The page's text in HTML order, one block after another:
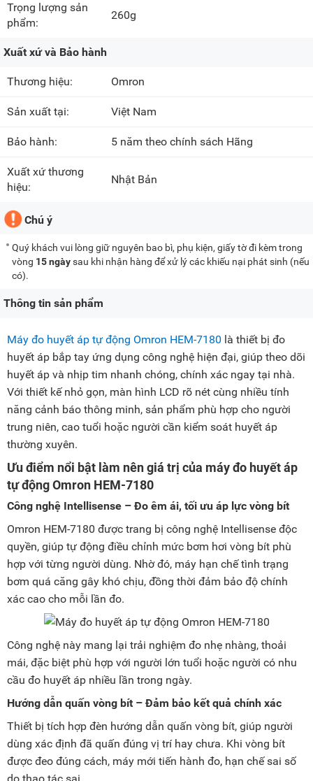
Trọng lượng sản
phẩm:
260g
Xuất xứ và Bảo hành
Thương hiệu: Omron
Sản xuất tại: Việt Nam
Bảo hành: 5 năm theo chính sách Hãng
Xuất xứ thương
hiệu:
Nhật Bản
Chú ý
Quý khách vui lòng giữ nguyên bao bì, phụ kiện, giấy tờ đi kèm trong
vòng 15 ngàysau khi nhận hàng để xử lý các khiếu nại phát sinh (nếu
có).
Thông tin sản phẩm
Máy đo huyết áp tự động Omron HEM-7180 là thiết bị đo
huyết áp bắp tay ứng dụng công nghệ hiện đại, giúp theo dõi
huyết áp và nhịp tim nhanh chóng, chính xác ngay tại nhà.
Với thiết kế nhỏ gọn, màn hình LCD rõ nét cùng nhiều tính
năng cảnh báo thông minh, sản phẩm phù hợp cho người
trung niên, cao tuổi hoặc người cần kiểm soát huyết áp
thường xuyên.
Ưu điểm nổi bật làm nên giá trị của máy đo huyết áp
tự động Omron HEM-7180
Công nghệ Intellisense – Đo êm ái, tối ưu áp lực vòng bít
Omron HEM-7180 được trang bị công nghệ Intellisense độc
quyền, giúp tự động điều chỉnh mức bơm hơi vòng bít phù
hợp với từng người dùng. Nhờ đó, máy hạn chế tình trạng
bơm quá căng gây khó chịu, đồng thời đảm bảo độ chính
xác cao cho mỗi lần đo.
Công nghệ này mang lại trải nghiệm đo nhẹ nhàng, thoải
mái, đặc biệt phù hợp với người lớn tuổi hoặc người có nhu
cầu đo huyết áp nhiều lần trong ngày.
Hướng dẫn quấn vòng bít – Đảm bảo kết quả chính xác
Thiết bị tích hợp đèn hướng dẫn quấn vòng bít, giúp người
dùng xác định đã quấn đúng vị trí hay chưa. Khi vòng bít
được đeo đúng cách, máy mới tiến hành đo, hạn chế sai số